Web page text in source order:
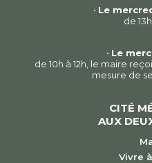
• Le
de
• Le
de 10h à 12h, le maire
mesure de
CITÉ
AUX
Vivre